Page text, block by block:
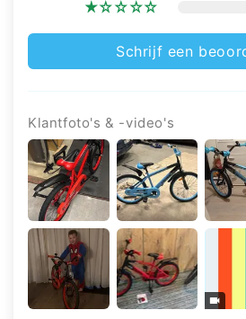
Schrijf een
Klantfoto's & -video's